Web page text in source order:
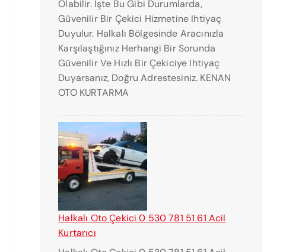
Olabilir. İşte Bu Gibi Durumlarda,
Güvenilir Bir Çekici Hizmetine Ihtiyaç
Duyulur. Halkalı Bölgesinde Aracınızla
Karşılaştığınız Herhangi Bir Sorunda
Güvenilir Ve Hızlı Bir Çekiciye Ihtiyaç
Duyarsanız, Doğru Adrestesiniz. KENAN
OTO KURTARMA
Halkalı Oto Çekici 0 530 781 51 61 Acil
Kurtarıcı